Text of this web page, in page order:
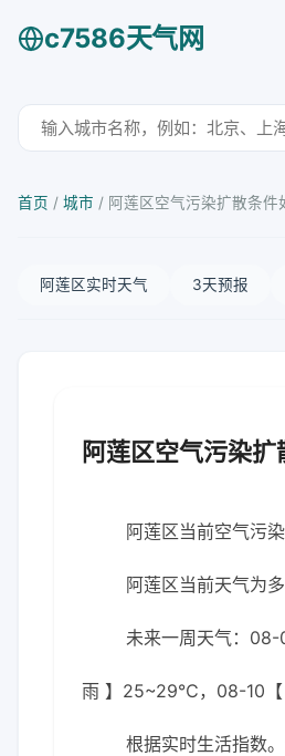
c7586天气网
首页 / 城市 / 阿莲区空气污染扩散条
阿莲区实时天气 3天预报
阿莲区空气污染
阿莲区当前空气污
阿莲区当前天气为
未来一周天气：
雨 】25~29℃，08-10
根据实时生活指数